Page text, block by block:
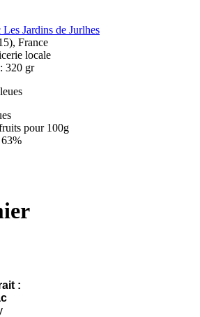
Les Jardins de Jurlhes
France
locale
320 gr
pour 100g
63%
: